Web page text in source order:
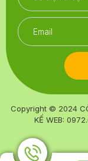
Copyright © 2024
KẾ WEB: